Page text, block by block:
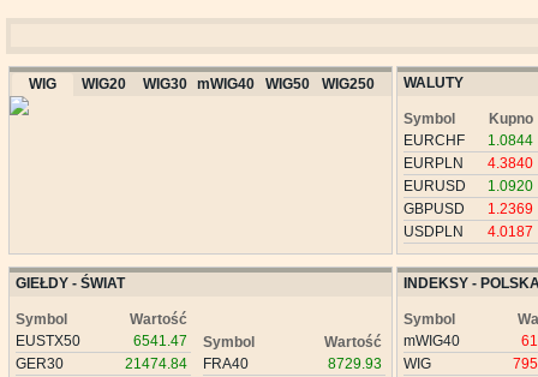
WIG WIG20 WIG30 mWIG40 WIG50 WIG250 WALUTY
Symbol
Kupno
EURCHF
1.0844
EURPLN
4.3840
EURUSD
1.0920
GBPUSD
1.2369
USDPLN
4.0187
GIEŁDY - ŚWIAT
Symbol
Wartość
EUSTX50
6541.47
GER30
21474.84
Symbol
Wartość
FRA40
8729.93
INDEKSY -
Symbol
mWIG40
WIG